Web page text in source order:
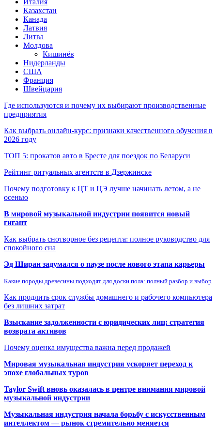
Италия
Казахстан
Канада
Латвия
Литва
Молдова
Кишинёв
Нидерланды
США
Франция
Швейцария
Где используются и почему их выбирают производственные
предприятия
Как выбрать онлайн-курс: признаки качественного обучения в
2026 году
ТОП 5: прокатов авто в Бресте для поездок по Беларуси
Рейтинг ритуальных агентств в Дзержинске
Почему подготовку к ЦТ и ЦЭ лучше начинать летом, а не
осенью
В мировой музыкальной индустрии появится новый
гигант
Как выбрать снотворное без рецепта: полное руководство для
спокойного сна
Эд Ширан задумался о паузе после нового этапа карьеры
Какие породы древесины подходят для доски пола: полный разбор и выбор
Как продлить срок службы домашнего и рабочего компьютера
без лишних затрат
Взыскание задолженности с юридических лиц: стратегия
возврата активов
Почему оценка имущества важна перед продажей
Мировая музыкальная индустрия ускоряет переход к
эпохе глобальных туров
Taylor Swift вновь оказалась в центре внимания мировой
музыкальной индустрии
Музыкальная индустрия начала борьбу с искусственным
интеллектом — рынок стремительно меняется